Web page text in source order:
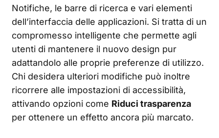
Notifiche, le barre di ricerca e vari elementi
dell’interfaccia delle applicazioni. Si tratta di un
compromesso intelligente che permette agli
utenti di mantenere il nuovo design pur
adattandolo alle proprie preferenze di utilizzo.
Chi desidera ulteriori modifiche può inoltre
ricorrere alle impostazioni di accessibilità,
attivando opzioni come Riduci trasparenza
per ottenere un effetto ancora più marcato.